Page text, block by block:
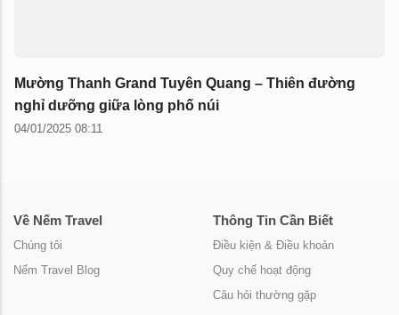
Mường Thanh Grand Tuyên Quang – Thiên đường
nghỉ dưỡng giữa lòng phố núi
04/01/2025 08:11
Về Nếm Travel
Chúng tôi
Nếm Travel Blog
Thông Tin Cần Biết
Điều kiện & Điều khoản
Quy chế hoạt động
Câu hỏi thường gặp